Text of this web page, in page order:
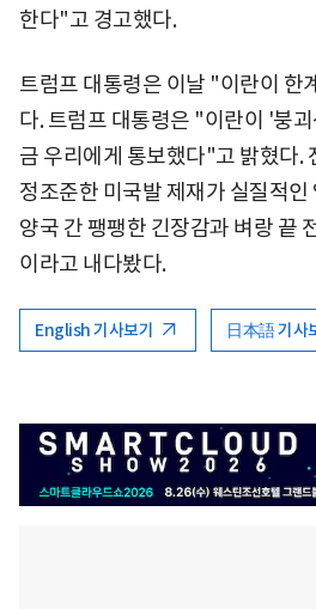
한다"고 경고했다.
트럼프 대통령은 이날 "이란이 한
다. 트럼프 대통령은 "이란이 '붕
금 우리에게 통보했다"고 밝혔다.
정조준한 미국발 제재가 실질적
양국 간 팽팽한 긴장감과 벼랑 끝
이라고 내다봤다.
English 기사보기 日本語 기사